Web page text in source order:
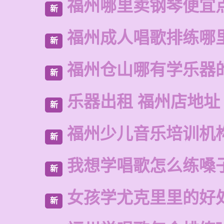
新 福州哪里卖钢琴便宜
新 福州成人唱歌排练哪
新 福州仓山哪有学乐器
新 乐器出租 福州店地址
新 福州少儿音乐培训机
新 我想学唱歌怎么练嗓
新
女孩学尤克里里的好